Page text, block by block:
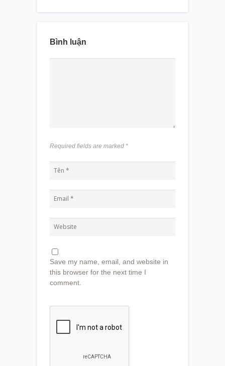
Bình luận
Required fields are marked *
Save my name, email, and website in
this browser for the next time I
comment.